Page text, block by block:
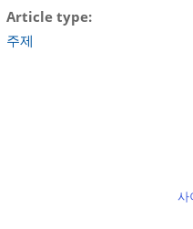
Article type
주제
사